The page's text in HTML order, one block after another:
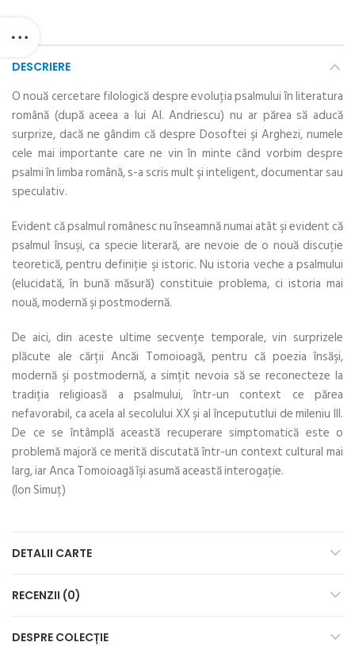
DESCRIERE
O nouă cercetare filologică despre evoluţia psalmului în literatura
română (după aceea a lui Al. Andriescu) nu ar părea să aducă
surprize, dacă ne gândim că despre Dosoftei şi Arghezi, numele
cele mai importante care ne vin în minte când vorbim despre
psalmi în limba română, s-a scris mult şi inteligent, documentar sau
speculativ.
Evident că psalmul românesc nu înseamnă numai atât şi evident că
psalmul însuşi, ca specie literară, are nevoie de o nouă discuţie
teoretică, pentru definiţie şi istoric. Nu istoria veche a psalmului
(elucidată, în bună măsură) constituie problema, ci istoria mai
nouă, modernă şi postmodernă.
De aici, din aceste ultime secvenţe temporale, vin surprizele
plăcute ale cărţii Ancăi Tomoioagă, pentru că poezia însăşi,
modernă şi postmodernă, a simţit nevoia să se reconecteze la
tradiţia religioasă a psalmului, într-un context ce părea
nefavorabil, ca acela al secolului XX şi al începututlui de mileniu III.
De ce se întâmplă această recuperare simptomatică este o
problemă majoră ce merită discutată într-un context cultural mai
larg, iar Anca Tomoioagă îşi asumă această interogaţie.
(Ion Simuţ)
DETALII CARTE
RECENZII (0)
DESPRE COLECȚIE